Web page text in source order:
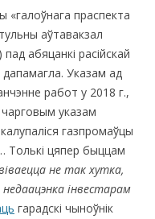
«галоўнага праспекта
аўтавакзал
) пад абяцанкі расійскай
дапамагла. Указам ад
работ у 2018 г.,
указам
газпромаўцы
Толькі цяпер быццам
не так хутка,
інвестарам
гарадскі чыноўнік